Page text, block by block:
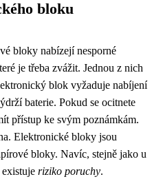
bloku
bloky nabízejí nesporné
je třeba zvážit. Jednou z nich
blok vyžaduje nabíjení
baterie. Pokud se ocitnete
přístup ke svým poznámkám.
Elektronické bloky jsou
bloky. Navíc, stejně jako u
riziko poruchy.